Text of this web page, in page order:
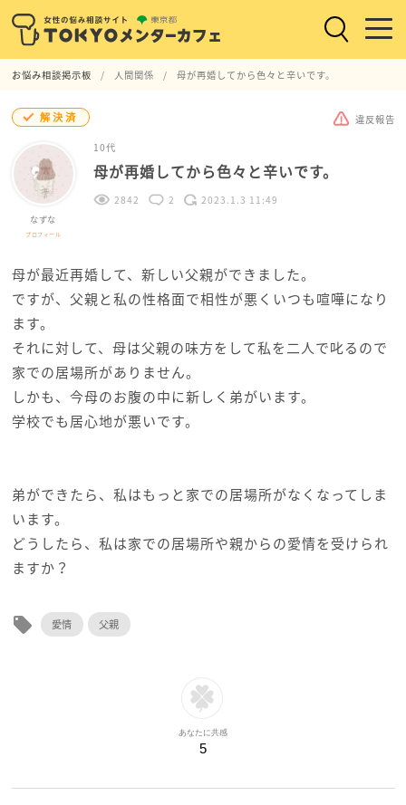
お悩み相談掲示板 人間関係 母が再婚してから色々と辛いです。
解決済 違反報告
なずな
プロフィール
10代
母が再婚してから色々と辛いです。
2842 2 2023.1.3 11:49
母が最近再婚して、新しい父親ができました。
ですが、父親と私の性格面で相性が悪くいつも喧嘩になり
ます。
それに対して、母は父親の味方をして私を二人で叱るので
家での居場所がありません。
しかも、今母のお腹の中に新しく弟がいます。
学校でも居心地が悪いです。
弟ができたら、私はもっと家での居場所がなくなってしま
います。
どうしたら、私は家での居場所や親からの愛情を受けられ
ますか？
local_offer 愛情 父親
あなたに共感
5